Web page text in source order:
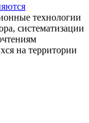
технологии
систематизации
на территории